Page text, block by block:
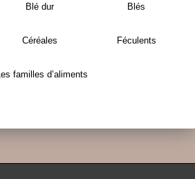
Blé dur Blés
Céréales Féculents
Les familles d’aliments